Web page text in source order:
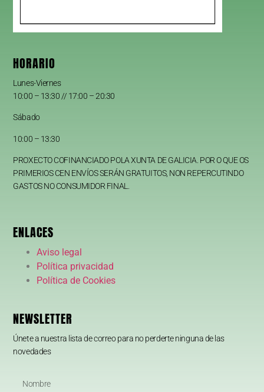
HORARIO
Lunes-Viernes
10:00 – 13:30 // 17:00 – 20:30
Sábado
10:00 – 13:30
PROXECTO COFINANCIADO POLA XUNTA DE GALICIA. POR O QUE OS
PRIMERIOS CEN ENVÍOS SERÁN GRATUITOS, NON REPERCUTINDO
GASTOS NO CONSUMIDOR FINAL.
ENLACES
Aviso legal
Política privacidad
Política de Cookies
NEWSLETTER
Únete a nuestra lista de correo para no perderte ninguna de las
novedades